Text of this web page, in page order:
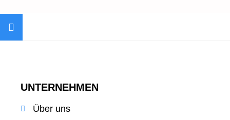
UNTERNEHMEN
Über uns